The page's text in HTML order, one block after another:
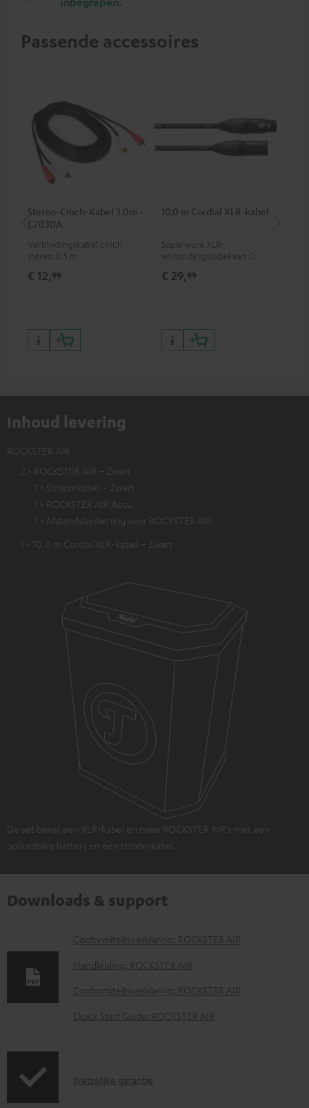
Passende accessoires
Stereo-Cinch-Kabel 3.0m -
C7030A
Verbindingskabel cinch
stereo 0,5 m
€ 12,99
10,0 m Cordial XLR-kabel
Superieure XLR-
verbindingskabel van Cordial
€ 29,99
Inhoud levering
ROCKSTER AIR
2 × ROCKSTER AIR – Zwart
1 × Stroomkabel – Zwart
1 × ROCKSTER AIR Accu
1 × Afstandsbediening voor ROCKSTER AIR
1 × 10,0 m Cordial XLR-kabel – Zwart
De set bevat een XLR-kabel en twee ROCKSTER AIR's met een
oplaadbare batterij en een stroomkabel.
Downloads & support
D
o
n
l
d
Conformiteitsverklaring: ROCKSTER AIR
Handleiding: ROCKSTER AIR
Conformiteitsverklaring: ROCKSTER AIR
Quick Start Guide: ROCKSTER AIR
G
Wettelijke garantie